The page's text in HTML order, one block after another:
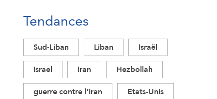
Tendances
Sud-Liban Liban
Israël
Israel
Iran
Hezbollah
guerre contre l'Iran
Etats-Unis